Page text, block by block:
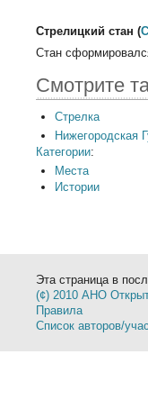
Стрелицкий стан (
Стан
Смотрите
Стрелка
Нижегородская
Категории:
Места
Истории
Эта страница в
(¢) 2010 АНО
Правила
Список авторов/